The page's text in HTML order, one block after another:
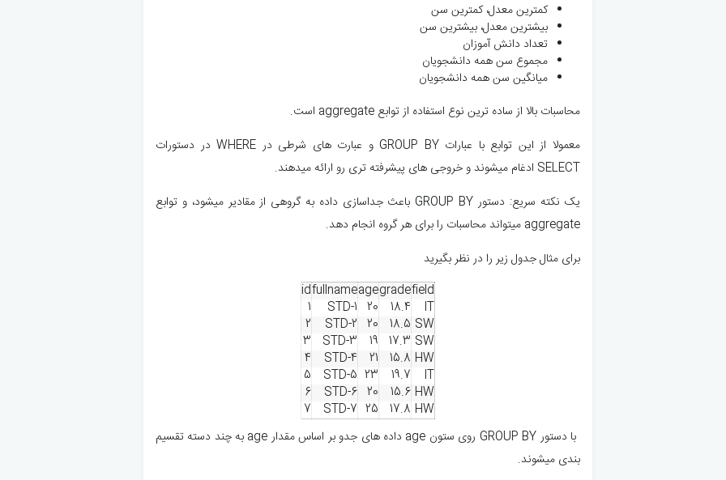
کمترین معدل، کمترین سن
بیشترین معدل، بیشترین سن
تعداد دانش آموزان
مجموع سن همه دانشجویان
میانگین سن همه دانشجویان
محاسبات بالا از ساده ترین نوع استفاده از توابع aggregate است.
معمولا از این توابع با عبارات GROUP BY و عبارت های شرطی در WHERE در دستورات
SELECT ادغام میشوند و خروجی های پیشرفته تری رو ارائه میدهند.
یک نکته سریع: دستور GROUP BY باعث جداسازی داده به گروهی از مقادیر میشود، و توابع
aggregate میتواند محاسبات را برای هر گروه انجام دهد.
برای مثال جدول زیر را در نظر بگیرید
field
grade
age
fullname
id
IT
18.4
20
STD-1
1
SW
18.5
20
STD-2
2
SW
17.3
19
STD-3
3
HW
15.8
21
STD-4
4
IT
19.7
23
STD-5
5
HW
15.6
20
STD-6
6
HW
17.8
25
STD-7
7
با دستور GROUP BY روی ستون age داده های جدو بر اساس مقدار age به چند دسته تقسیم
بندی میشوند.